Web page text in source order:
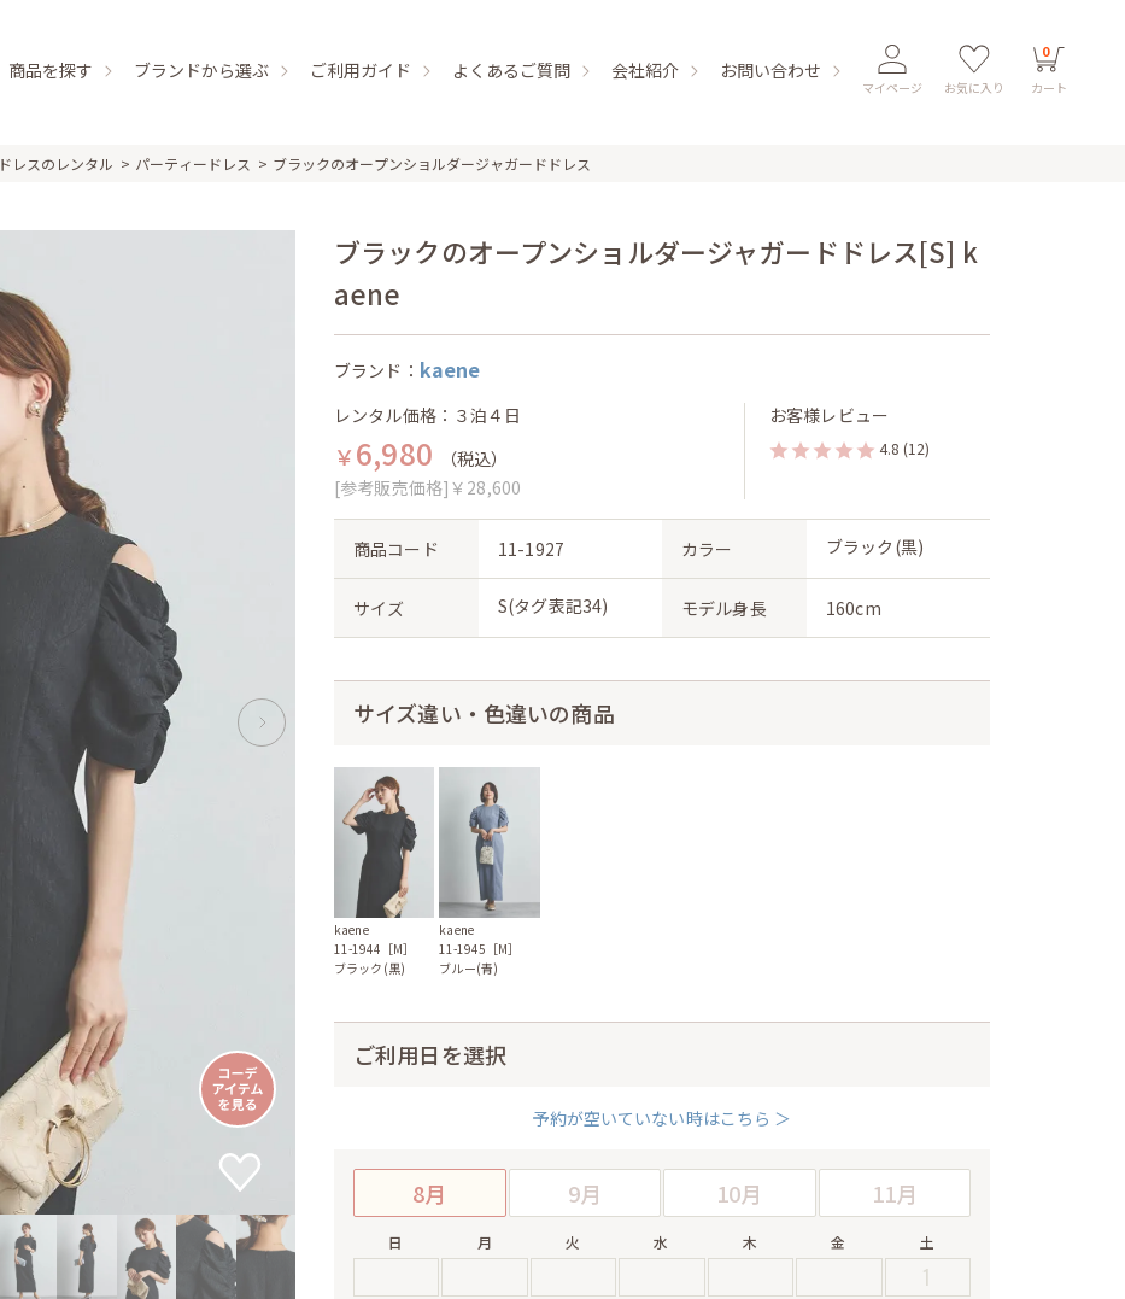
商品を探す ブランドから選ぶ ご利用ガイド よくあるご質問 会社紹介 お問い合わせ
マイページ お気に入り
0
カート
ドレスのレンタル パーティードレス ブラックのオープンショルダージャガードドレス
ブラックのオープンショルダージャガードドレス[S] k
aene
ブランド： kaene
レンタル価格：３泊４日
￥6,980
（税込）
[参考販売価格]￥28,600
お客様レビュー
4.8 (12)
商品コード 11-1927 カラー ブラック(黒)
サイズ S(タグ表記34) モデル身長 160cm
サイズ違い・色違いの商品
kaene
11-1944［M］
ブラック(黒)
kaene
11-1945［M］
ブルー(青)
ご利用日を選択
予約が空いていない時はこちら ＞
8月 9月 10月 11月
日 月 火 水 木 金 土
1